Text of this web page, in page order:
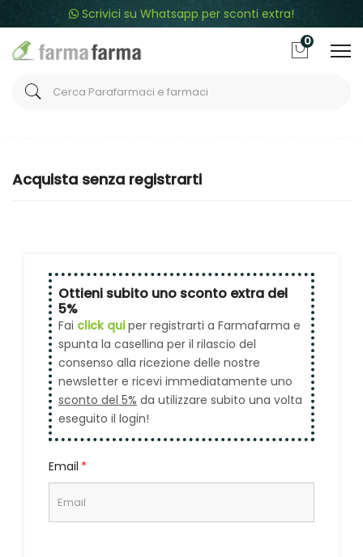
Scrivici su Whatsapp per sconti extra!
0
Acquista senza registrarti
Ottieni subito uno sconto extra del
5%
Fai click quiper registrarti a Farmafarma e
spunta la casellina per il rilascio del
consenso alla ricezione delle nostre
newsletter e ricevi immediatamente uno
sconto del 5% da utilizzare subito una volta
eseguito il login!
Email